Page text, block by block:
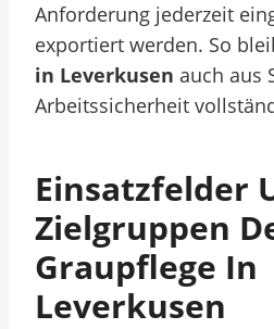
Anforderung jederzeit
exportiert werden. So
in Leverkusen auch aus
Arbeitssicherheit
Einsatzfelder
Zielgruppen
Graupflege In
Leverkusen